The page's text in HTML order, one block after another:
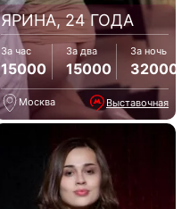
ЯРИНА, 24 ГОДА
За час
15000
За два
15000
За ночь
32000
Москва Выставочная